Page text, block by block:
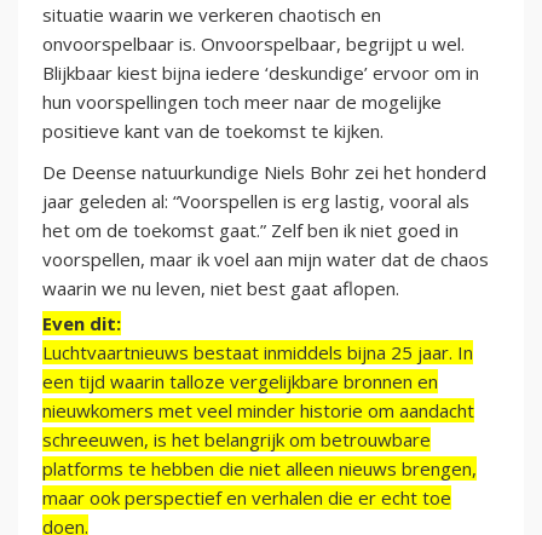
situatie waarin we verkeren chaotisch en
onvoorspelbaar is. Onvoorspelbaar, begrijpt u wel.
Blijkbaar kiest bijna iedere ‘deskundige’ ervoor om in
hun voorspellingen toch meer naar de mogelijke
positieve kant van de toekomst te kijken.
De Deense natuurkundige Niels Bohr zei het honderd
jaar geleden al: “Voorspellen is erg lastig, vooral als
het om de toekomst gaat.” Zelf ben ik niet goed in
voorspellen, maar ik voel aan mijn water dat de chaos
waarin we nu leven, niet best gaat aflopen.
Even dit:
Luchtvaartnieuws bestaat inmiddels bijna 25 jaar. In
een tijd waarin talloze vergelijkbare bronnen en
nieuwkomers met veel minder historie om aandacht
schreeuwen, is het belangrijk om betrouwbare
platforms te hebben die niet alleen nieuws brengen,
maar ook perspectief en verhalen die er echt toe
doen.